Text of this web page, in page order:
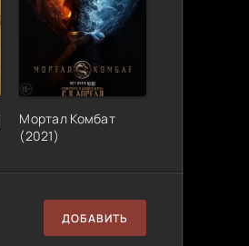
Мортал Комбат
(2021)
ДОБАВИТЬ